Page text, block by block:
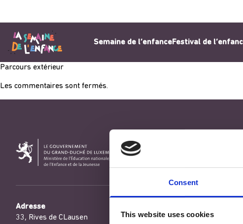
Consent
This website uses cookies
Semaine de l’enfanceFestival de
Parcours extérieur
Les commentaires sont fermés.
Adresse
33, Rives de CLausen